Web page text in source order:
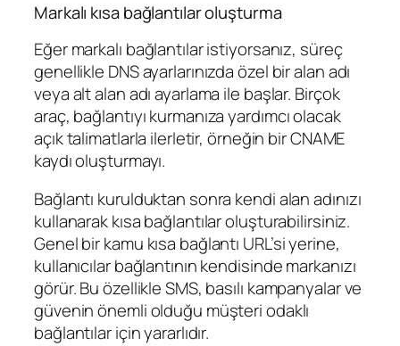
Markalı kısa bağlantılar oluşturma
Eğer markalı bağlantılar istiyorsanız, süreç
genellikle DNS ayarlarınızda özel bir alan adı
veya alt alan adı ayarlama ile başlar. Birçok
araç, bağlantıyı kurmanıza yardımcı olacak
açık talimatlarla ilerletir, örneğin bir CNAME
kaydı oluşturmayı.
Bağlantı kurulduktan sonra kendi alan adınızı
kullanarak kısa bağlantılar oluşturabilirsiniz.
Genel bir kamu kısa bağlantı URL’si yerine,
kullanıcılar bağlantının kendisinde markanızı
görür. Bu özellikle SMS, basılı kampanyalar ve
güvenin önemli olduğu müşteri odaklı
bağlantılar için yararlıdır.